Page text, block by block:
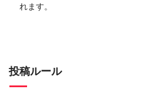
れます。
投稿ルール